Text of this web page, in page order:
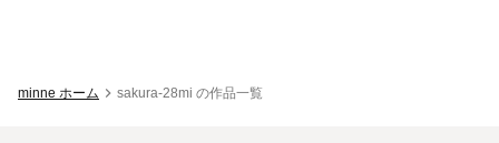
minne ホーム sakura-28mi の作品一覧